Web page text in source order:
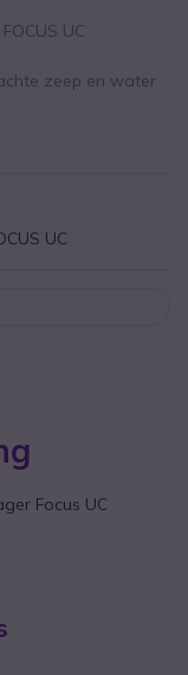
UC
zeep en water
UC
Focus UC